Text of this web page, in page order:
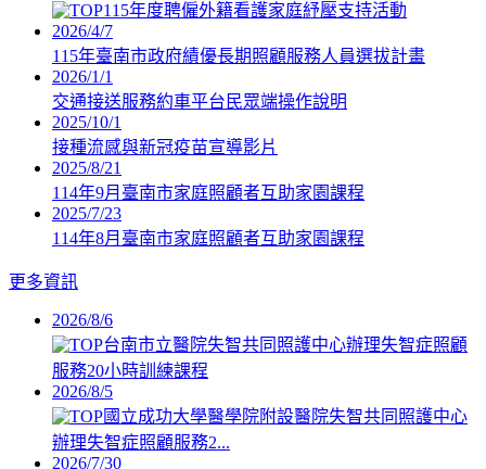
115年度聘僱外籍看護家庭紓壓支持活動
2026/4/7
115年臺南市政府績優長期照顧服務人員選拔計畫
2026/1/1
交通接送服務約車平台民眾端操作說明
2025/10/1
接種流感與新冠疫苗宣導影片
2025/8/21
114年9月臺南市家庭照顧者互助家園課程
2025/7/23
114年8月臺南市家庭照顧者互助家園課程
更多資訊
2026/8/6
台南市立醫院失智共同照護中心辦理失智症照顧
服務20小時訓練課程
2026/8/5
國立成功大學醫學院附設醫院失智共同照護中心
辦理失智症照顧服務2...
2026/7/30